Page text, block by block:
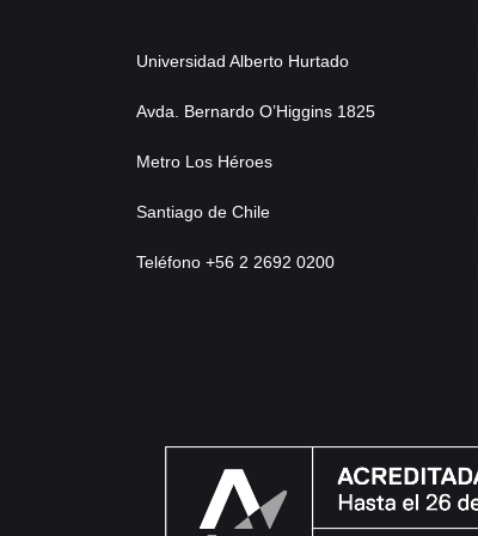
Universidad Alberto Hurtado
Avda. Bernardo O’Higgins 1825
Metro Los Héroes
Santiago de Chile
Teléfono +56 2 2692 0200